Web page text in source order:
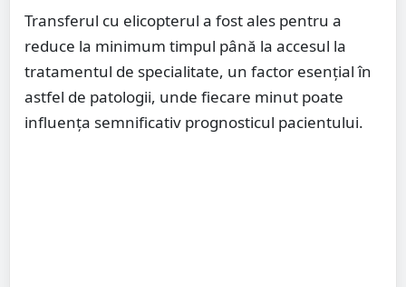
Transferul cu elicopterul a fost ales pentru a
reduce la minimum timpul până la accesul la
tratamentul de specialitate, un factor esențial în
astfel de patologii, unde fiecare minut poate
influența semnificativ prognosticul pacientului.